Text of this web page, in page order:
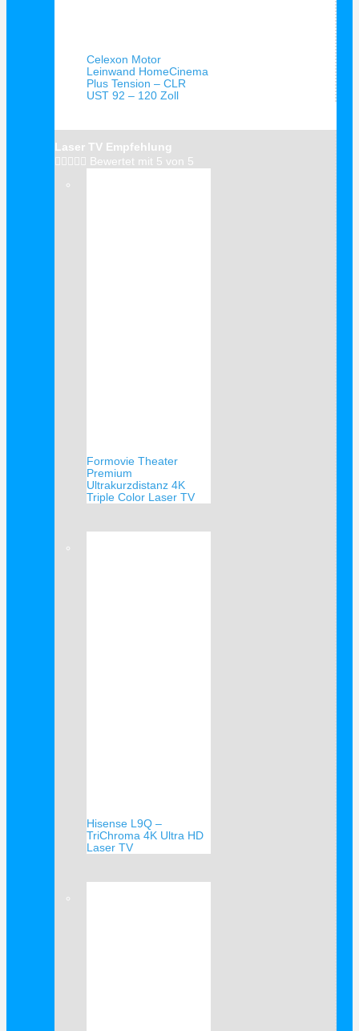
Celexon Motor
Leinwand HomeCinema
Plus Tension – CLR
UST 92 – 120 Zoll
Laser TV Empfehlung
     Bewertet mit 5 von 5
Formovie Theater
Premium
Ultrakurzdistanz 4K
Triple Color Laser TV
Hisense L9Q –
TriChroma 4K Ultra HD
Laser TV